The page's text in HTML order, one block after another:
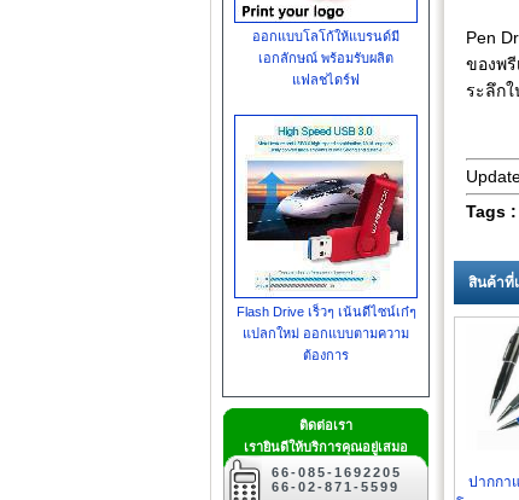
Pen
ของพ
ระลึก
Tags :
สินค้าที่
ปากกา
ออกแบบโลโก้ให้แบรนด์มี
เอกลักษณ์ พร้อมรับผลิต
แฟลชไดร์ฟ
Flash Drive เร็วๆ เน้นดีไซน์เก๋ๆ
แปลกใหม่ ออกแบบตามความ
ต้องการ
ติดต่อเรา
เรายินดีให้บริการคุณอยู่เสมอ
66-085-1692205
66-02-871-5599